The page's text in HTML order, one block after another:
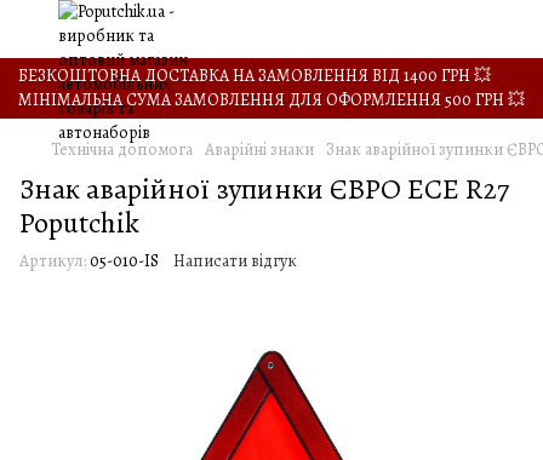
БЕЗКОШТОВНА ДОСТАВКА НА ЗАМОВЛЕННЯ ВІД 1400 ГРН 💥
МІНІМАЛЬНА СУМА ЗАМОВЛЕННЯ ДЛЯ ОФОРМЛЕННЯ 500 ГРН 💥
Технічна допомога Аварійні знаки Знак аварійної зупинки
Знак аварійної зупинки ЄВРО ECE R27
Poputchik
Артикул:05-010-IS Написати відгук